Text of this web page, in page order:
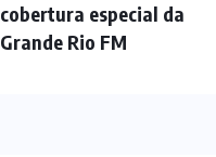
cobertura especial da
Grande Rio FM